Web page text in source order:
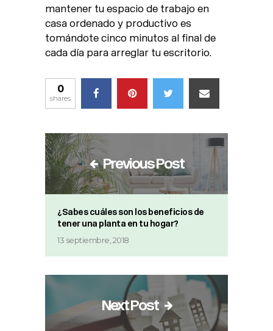
mantener tu espacio de trabajo en
casa ordenado y productivo es
tomándote cinco minutos al final de
cada día para arreglar tu escritorio.
0
shares
Previous Post
¿Sabes cuáles son los beneficios de
tener una planta en tu hogar?
13 septiembre, 2018
Next Post